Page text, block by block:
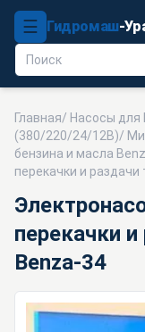
☰ Гидромаш-
Главная/ Насосы для
(380/220/24/12В)/
бензина и масла
перекачки и
перекачки
Benza-34